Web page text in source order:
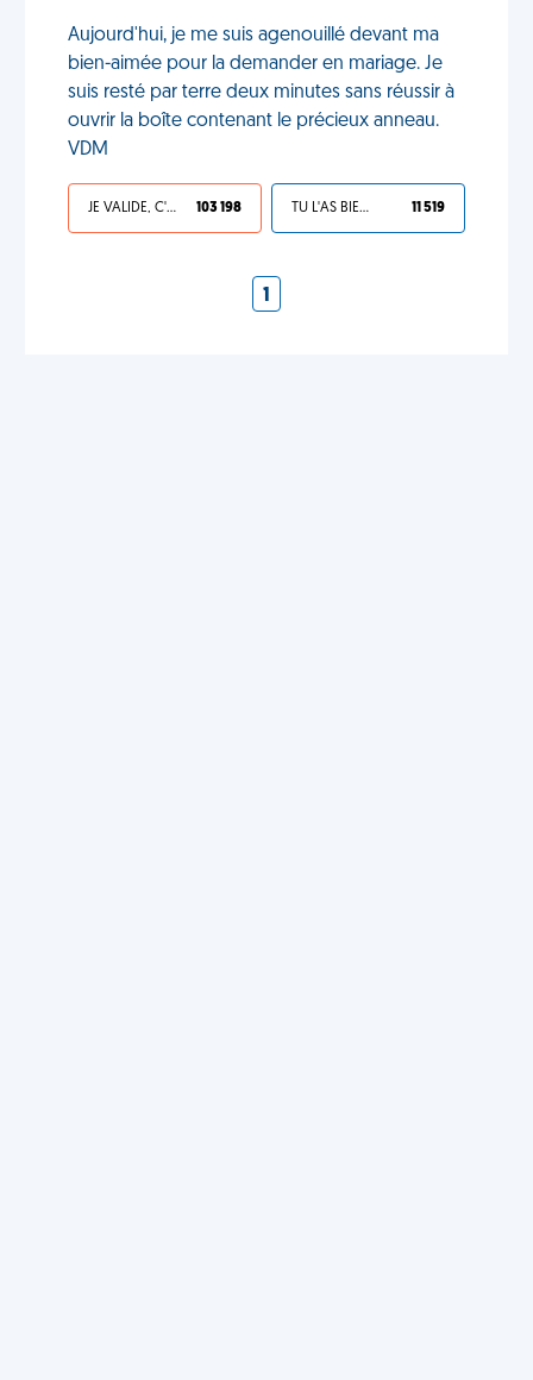
Aujourd'hui, je me suis agenouillé devant ma
bien-aimée pour la demander en mariage. Je
suis resté par terre deux minutes sans réussir à
ouvrir la boîte contenant le précieux anneau.
VDM
JE VALIDE, C'EST UNE VDM 103 198 TU L'AS BIEN MÉRITÉ 11 519
1